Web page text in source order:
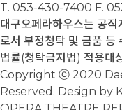
T. 053-430-7400 F.
대구오페라하우스는 공
로서 부정청탁 및 금품 등
법률(청탁금지법) 적용대
Copyright ⓒ 2020
Reserved. Design by